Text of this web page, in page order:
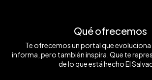
Qué ofrecemos
Te ofrecemos un portal que
informa, pero también inspira. Que te
de lo que está hecho El